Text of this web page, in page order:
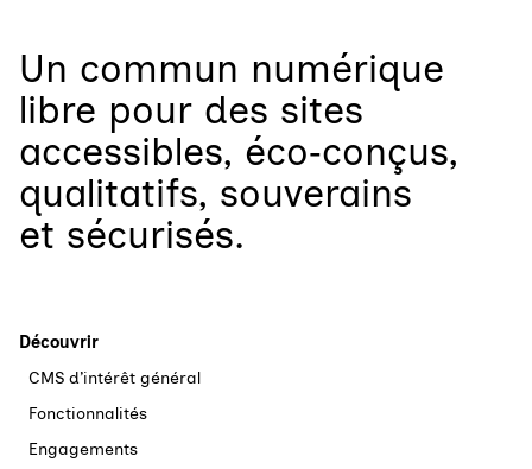
Un commun numérique
libre pour des sites
accessibles, éco‑conçus,
qualitatifs, souverains
et sécurisés.
Découvrir
CMS d’intérêt général
Fonctionnalités
Engagements